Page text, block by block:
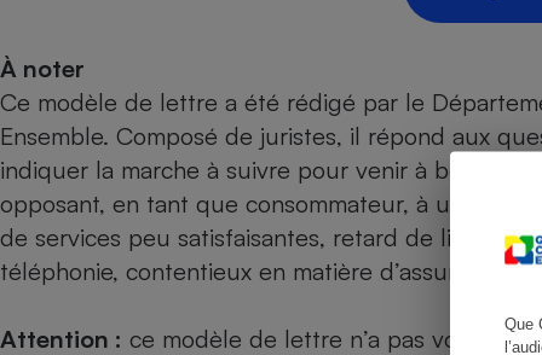
Que
À noter
Ce modèle de lettre a été rédigé par le
Ensemble. Composé de juristes, il répond aux
indiquer la marche à suivre pour venir à bout de
opposant, en tant que consommateur, à un
de services peu satisfaisantes, retard de
téléphonie, contentieux en matière d’assurance
Attention : ce modèle de lettre n’a pas vocation
Robot ménager